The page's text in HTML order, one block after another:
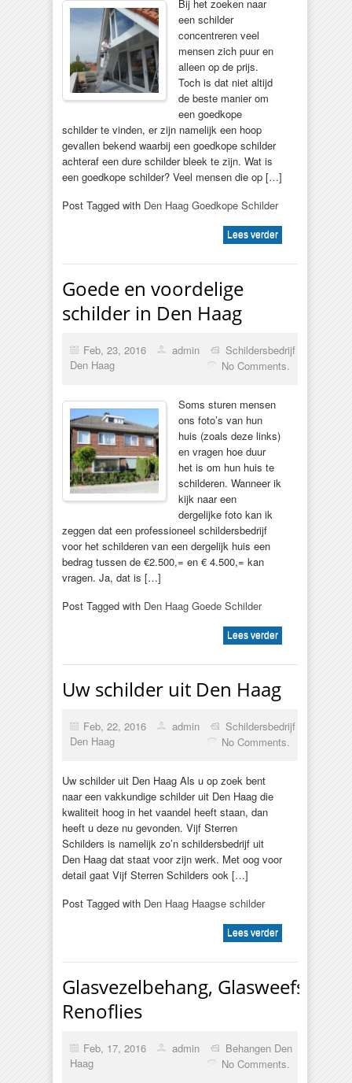
Bij het zoeken naar
een schilder
concentreren veel
mensen zich puur en
alleen op de prijs.
Toch is dat niet altijd
de beste manier om
een goedkope
schilder te vinden, er zijn namelijk een hoop
gevallen bekend waarbij een goedkope schilder
achteraf een dure schilder bleek te zijn. Wat is
een goedkope schilder? Veel mensen die op […]
Post Tagged with Den Haag Goedkope Schilder
Lees verder
Goede en voordelige
schilder in Den Haag
Feb, 23, 2016 admin
Schildersbedrijf
Den Haag
No Comments.
Soms sturen mensen
ons foto’s van hun
huis (zoals deze links)
en vragen hoe duur
het is om hun huis te
schilderen. Wanneer ik
kijk naar een
dergelijke foto kan ik
zeggen dat een professioneel schildersbedrijf
voor het schilderen van een dergelijk huis een
bedrag tussen de €2.500,= en € 4.500,= kan
vragen. Ja, dat is […]
Post Tagged with Den Haag Goede Schilder
Lees verder
Uw schilder uit Den Haag
Feb, 22, 2016 admin
Schildersbedrijf
Den Haag
No Comments.
Uw schilder uit Den Haag Als u op zoek bent
naar een vakkundige schilder uit Den Haag die
kwaliteit hoog in het vaandel heeft staan, dan
heeft u deze nu gevonden. Vijf Sterren
Schilders is namelijk zo’n schildersbedrijf uit
Den Haag dat staat voor zijn werk. Met oog voor
detail gaat Vijf Sterren Schilders ook […]
Post Tagged with Den Haag Haagse schilder
Lees verder
Glasvezelbehang,
Renoflies
Feb, 17, 2016 admin
Behangen Den
Haag
No Comments.